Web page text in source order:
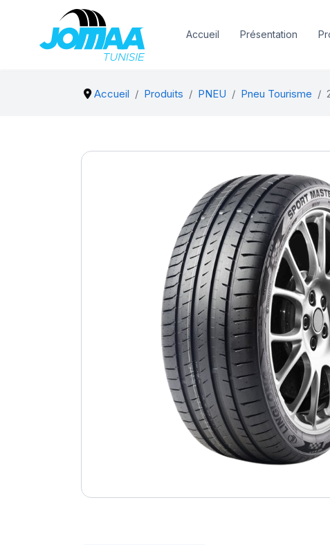
Accueil Présentation
Accueil Produits PNEU Pneu Tourisme